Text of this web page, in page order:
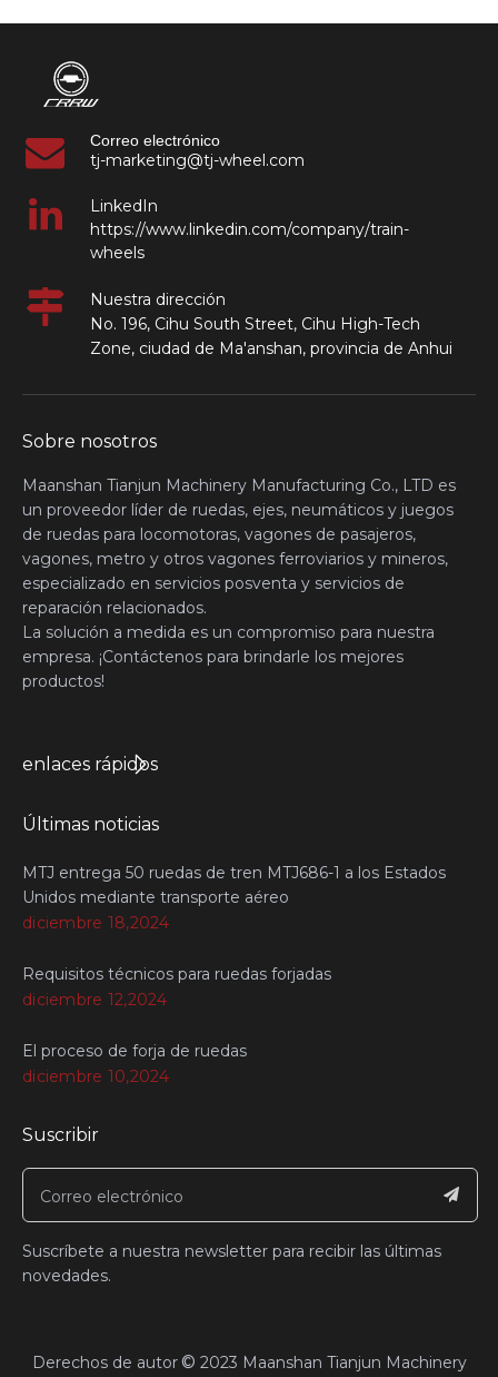
Correo electrónico
tj-marketing@tj-wheel.com
LinkedIn
https://www.linkedin.com/company/train-
wheels
Nuestra dirección
No. 196, Cihu South Street, Cihu High-Tech
Zone, ciudad de Ma'anshan, provincia de Anhui
Sobre nosotros
Maanshan Tianjun Machinery Manufacturing Co., LTD es
un proveedor líder de ruedas, ejes, neumáticos y juegos
de ruedas para locomotoras, vagones de pasajeros,
vagones, metro y otros vagones ferroviarios y mineros,
especializado en servicios posventa y servicios de
reparación relacionados.
La solución a medida es un compromiso para nuestra
empresa. ¡Contáctenos para brindarle los mejores
productos!
enlaces rápidos
Últimas noticias
MTJ entrega 50 ruedas de tren MTJ686-1 a los Estados
Unidos mediante transporte aéreo
diciembre 18,2024
Requisitos técnicos para ruedas forjadas
diciembre 12,2024
El proceso de forja de ruedas
diciembre 10,2024
Suscribir
Suscríbete a nuestra newsletter para recibir las últimas
novedades.
​Derechos de autor© 2023 Maanshan Tianjun Machinery